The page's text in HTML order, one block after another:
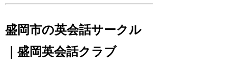
盛岡市の英会話サークル
｜盛岡英会話クラブ